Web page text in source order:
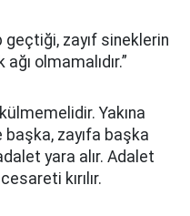
geçtiği, zayıf sineklerin
olmamalıdır.”
Yakına
zayıfa başka
yara alır. Adalet
kırılır.